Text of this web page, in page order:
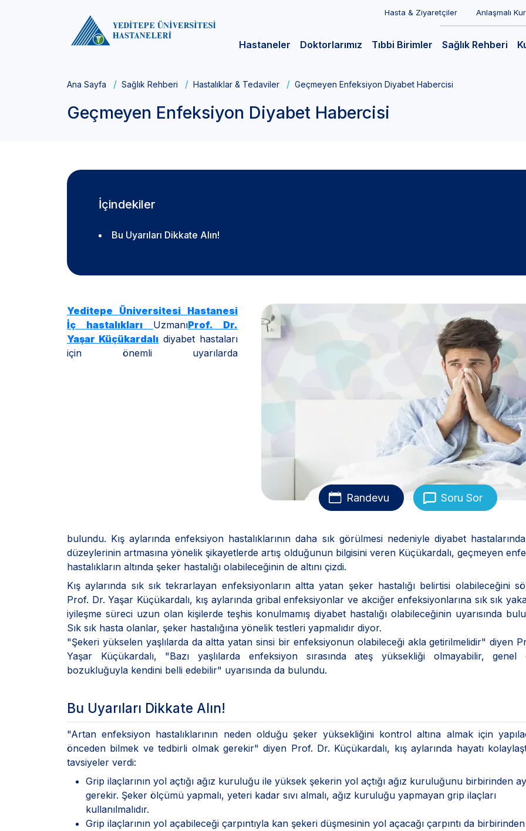
Hasta & Ziyaretçiler Anlaşmalı
Hastaneler Doktorlarımız Tıbbi Birimler Sağlık Rehberi
Ana Sayfa Sağlık Rehberi Hastalıklar & Tedaviler Geçmeyen Enfeksiyon Diyabet Habercisi
Geçmeyen Enfeksiyon Diyabet Habercisi
İçindekiler
Bu Uyarıları Dikkate Alın!
Randevu Soru Sor
Yeditepe Üniversitesi Hastanesi
İç hastalıkları UzmanıProf. Dr.
Yaşar Küçükardalı diyabet hastaları
için önemli uyarılarda
bulundu. Kış aylarında enfeksiyon hastalıklarının daha sık görülmesi nedeniyle diyabet
düzeylerinin artmasına yönelik şikayetlerde artış olduğunun bilgisini veren Küçükardalı, geçmeyen
hastalıkların altında şeker hastalığı olabileceğinin de altını çizdi.
Kış aylarında sık sık tekrarlayan enfeksiyonların altta yatan şeker hastalığı belirtisi olabileceğini
Prof. Dr. Yaşar Küçükardalı, kış aylarında gribal enfeksiyonlar ve akciğer enfeksiyonlarına sık sık
iyileşme süreci uzun olan kişilerde teşhis konulmamış diyabet hastalığı olabileceğinin uyarısında
Sık sık hasta olanlar, şeker hastalığına yönelik testleri yapmalıdır diyor.
"Şekeri yükselen yaşlılarda da altta yatan sinsi bir enfeksiyonun olabileceği akla getirilmelidir" diyen
Yaşar Küçükardalı, "Bazı yaşlılarda enfeksiyon sırasında ateş yüksekliği olmayabilir, genel
bozukluğuyla kendini belli edebilir" uyarısında da bulundu.
Bu Uyarıları Dikkate Alın!
"Artan enfeksiyon hastalıklarının neden olduğu şeker yüksekliğini kontrol altına almak için
önceden bilmek ve tedbirli olmak gerekir" diyen Prof. Dr. Küçükardalı, kış aylarında hayatı
tavsiyeler verdi:
Grip ilaçlarının yol açtığı ağız kuruluğu ile yüksek şekerin yol açtığı ağız kuruluğunu birbirinden
gerekir. Şeker ölçümü yapmalı, yeteri kadar sıvı almalı, ağız kuruluğu yapmayan grip ilaçları
kullanılmalıdır.
Grip ilaçlarının yol açabileceği çarpıntıyla kan şekeri düşmesinin yol açacağı çarpıntı da birbirinden